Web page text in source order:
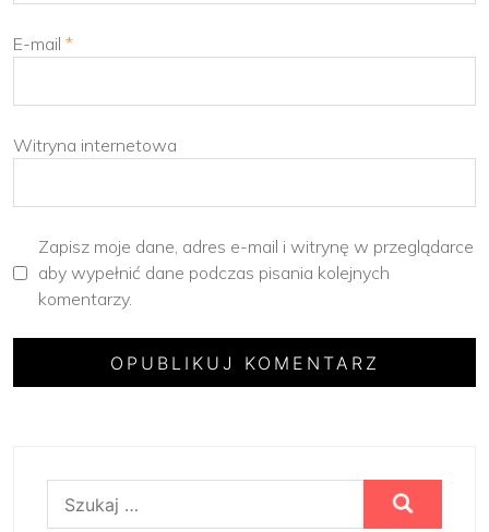
E-mail *
Witryna internetowa
Zapisz moje dane, adres e-mail i witrynę w przeglądarce
aby wypełnić dane podczas pisania kolejnych
komentarzy.